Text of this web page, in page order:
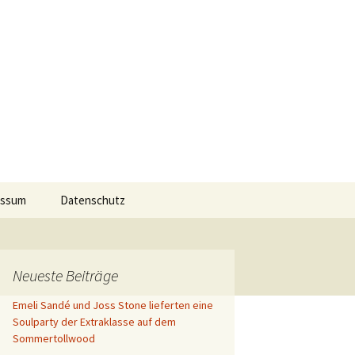
Datenschutz
Neueste Beiträge
Emeli Sandé und Joss Stone lieferten eine
Soulparty der Extraklasse auf dem
Sommertollwood